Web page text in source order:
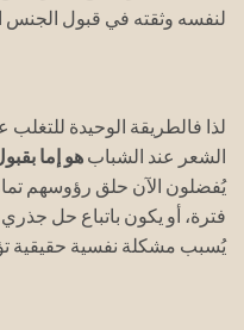
لنفسه وثقته في قبول الجنس
لذا فالطريقة الوحيدة
الشعر عند الشباب هو إما
يُفضلون الآن حلق رؤوسهم
فترة، أو يكون باتباع حل
يُسبب مشكلة نفسية حقيقية